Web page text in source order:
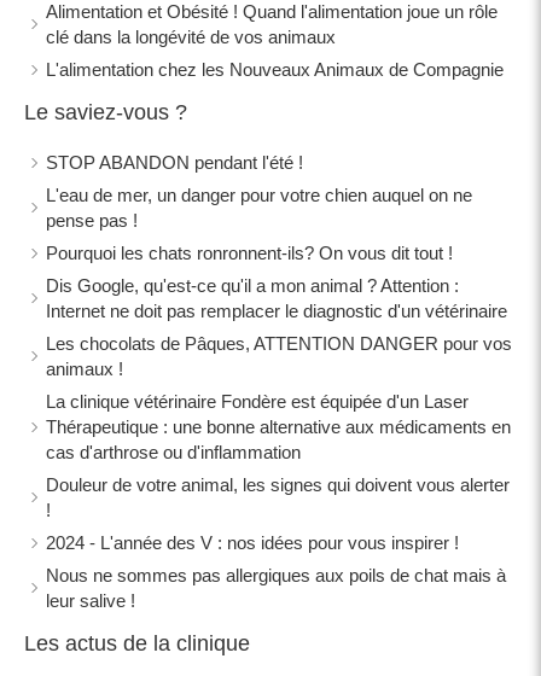
Alimentation et Obésité ! Quand l'alimentation joue un rôle
clé dans la longévité de vos animaux
L'alimentation chez les Nouveaux Animaux de Compagnie
Le saviez-vous ?
STOP ABANDON pendant l'été !
L'eau de mer, un danger pour votre chien auquel on ne
pense pas !
Pourquoi les chats ronronnent-ils? On vous dit tout !
Dis Google, qu'est-ce qu'il a mon animal ? Attention :
Internet ne doit pas remplacer le diagnostic d'un vétérinaire
Les chocolats de Pâques, ATTENTION DANGER pour vos
animaux !
La clinique vétérinaire Fondère est équipée d'un Laser
Thérapeutique : une bonne alternative aux médicaments en
cas d'arthrose ou d'inflammation
Douleur de votre animal, les signes qui doivent vous alerter
!
2024 - L'année des V : nos idées pour vous inspirer !
Nous ne sommes pas allergiques aux poils de chat mais à
leur salive !
Les actus de la clinique